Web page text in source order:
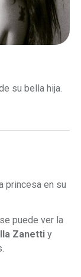
su bella hija.
princesa en su
puede ver la
Zanetti y